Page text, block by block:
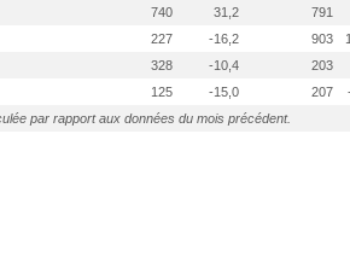
740 31,2
791
227 -16,2 903
328 -10,4
203
125 -15,0 207
par rapport aux données du mois précédent.